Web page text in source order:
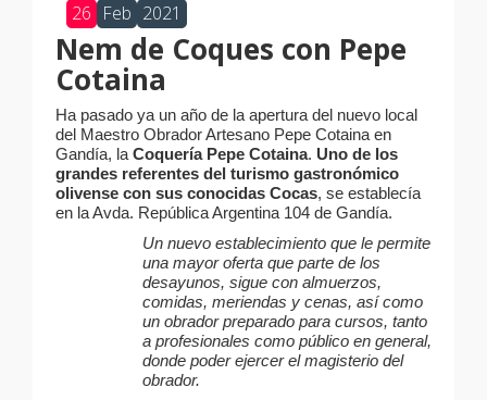
26 Feb 2021
Nem de Coques con Pepe
Cotaina
Ha pasado ya un año de la apertura del nuevo local
del Maestro Obrador Artesano Pepe Cotaina en
Gandía, laCoquería Pepe Cotaina. Uno de los
grandes referentes del turismo gastronómico
olivense con sus conocidas Cocas, se establecía
en la Avda. República Argentina 104 de Gandía.
Un nuevo establecimiento que le permite
una mayor oferta que parte de los
desayunos, sigue con almuerzos,
comidas, meriendas y cenas, así como
un obrador preparado para cursos, tanto
a profesionales como público en general,
donde poder ejercer el magisterio del
obrador.